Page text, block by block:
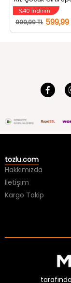
999,99 TL 599,99
Hakkımızda
İletişim
Kargo Takip